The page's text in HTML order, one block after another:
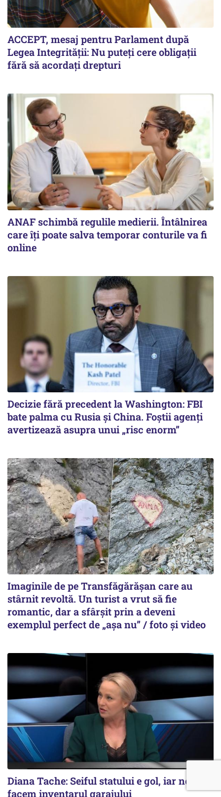
ACCEPT, mesaj pentru Parlament după
Legea Integrității: Nu puteți cere obligații
fără să acordați drepturi
ANAF schimbă regulile medierii. Întâlnirea
care îți poate salva temporar conturile va fi
online
Decizie fără precedent la Washington: FBI
bate palma cu Rusia și China. Foștii agenți
avertizează asupra unui „risc enorm”
Imaginile de pe Transfăgărășan care au
stârnit revoltă. Un turist a vrut să fie
romantic, dar a sfârșit prin a deveni
exemplul perfect de „așa nu” / foto și video
Diana Tache: Seiful statului e gol, iar noi
facem inventarul garajului